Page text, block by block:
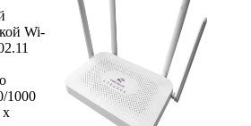
Wi-
1000
x